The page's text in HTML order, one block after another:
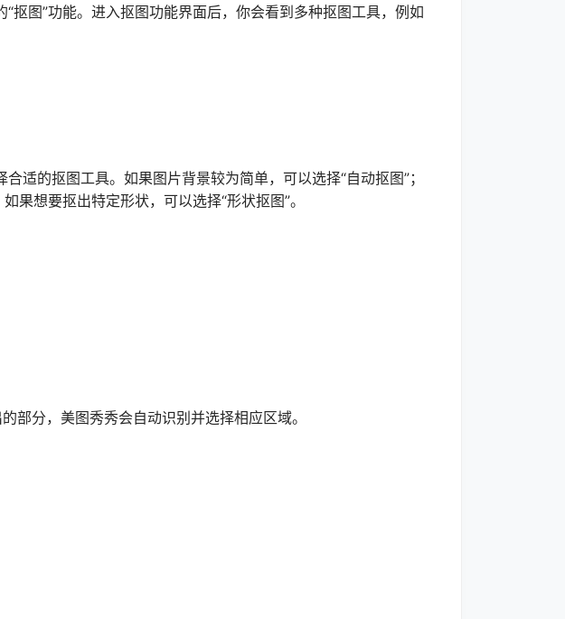
图”功能。进入抠图功能界面后，你会看到多种抠图工具，例如
的抠图工具。如果图片背景较为简单，可以选择“自动抠图”；
果想要抠出特定形状，可以选择“形状抠图”。
分，美图秀秀会自动识别并选择相应区域。